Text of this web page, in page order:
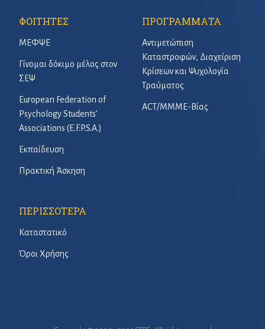
ΦΟΙΤΗΤΕΣ
ΜΕΦΨΕ
Γίνομαι δόκιμο μέλος στον
ΣΕΨ
European Federation of
Psychology Students’
Associations (E.F.P.S.A.)
Εκπαίδευση
Πρακτική Άσκηση
ΠΡΟΓΡΑΜΜΑΤΑ
Αντιμετώπιση
Καταστροφών, Διαχείριση
Κρίσεων και Ψυχολογία
Τραύματος
ACT/ΜΜΜΕ-Βίας
ΠΕΡΙΣΣΟΤΕΡΑ
Καταστατικό
Όροι Χρήσης